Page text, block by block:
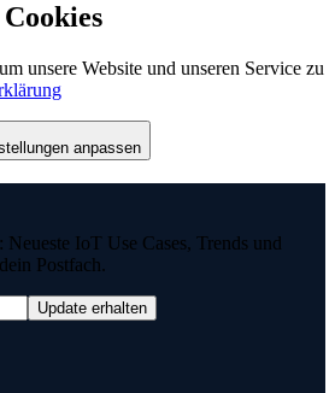
unsere Website und unseren Service zu
anpassen
IoT Use Cases, Trends und
Postfach.
Update erhalten